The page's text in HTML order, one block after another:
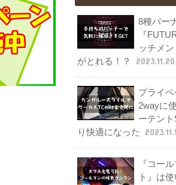
8種バー
『
ッチメ
がとれる！？
2023.11.20
プライベ
2wayに
ーテン
り快適になった
『コー
ト』は